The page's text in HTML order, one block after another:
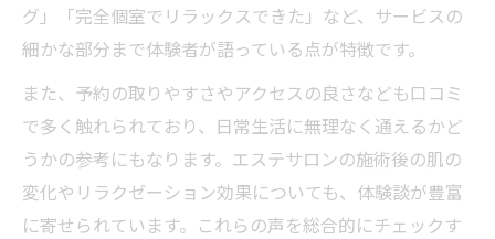
グ」「完全個室でリラックスできた」など、サービスの
細かな部分まで体験者が語っている点が特徴です。
また、予約の取りやすさやアクセスの良さなども口コミ
で多く触れられており、日常生活に無理なく通えるかど
うかの参考にもなります。エステサロンの施術後の肌の
変化やリラクゼーション効果についても、体験談が豊富
に寄せられています。これらの声を総合的にチェックす